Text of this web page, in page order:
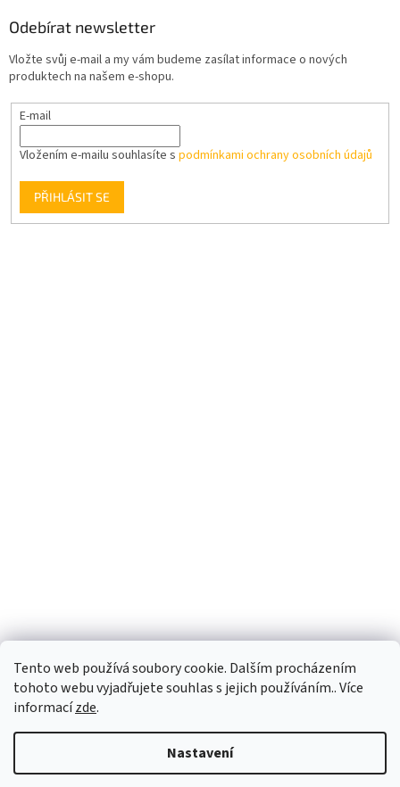
Tento web používá soubory cookie. Dalším procházením
tohoto webu vyjadřujete souhlas s jejich používáním.. Více
informacízde.
Nastavení
Odebírat newsletter
Vložte svůj e-mail a my vám budeme zasílat informace o nových
produktech na našem e-shopu.
E-mail
Vložením e-mailu souhlasíte s podmínkami ochrany osobních údajů
PŘIHLÁSIT SE